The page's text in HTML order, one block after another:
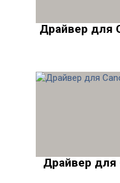
Драйвер для
Драйвер для